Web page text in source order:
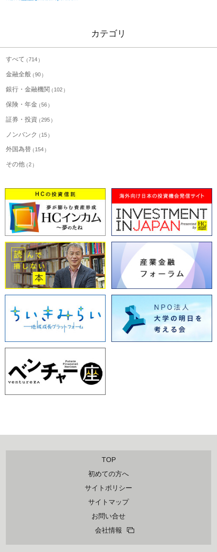
カテゴリ
すべて 714
金融全般 90
銀行・金融機関 102
保険・年金 56
証券・投資 295
ノンバンク 15
外国為替 154
その他 2
TOP
初めての方へ
サイトポリシー
サイトマップ
お問い合せ
会社情報